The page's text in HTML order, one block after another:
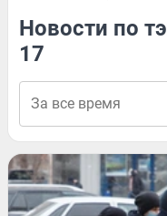
Новости по
17